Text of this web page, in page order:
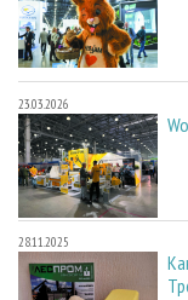
23.03.2026
28.11.2025